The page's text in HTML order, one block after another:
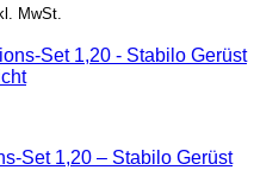
MwSt.
Set 1,20 – Stabilo Gerüst